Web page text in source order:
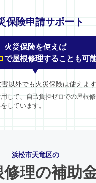
保険申請サポート
火災保険を使えば
で屋根修理することも可
害以外でも火災保険は使えます
して、自己負担ゼロでの屋根
しています。
浜松市天竜区の
修理の補助